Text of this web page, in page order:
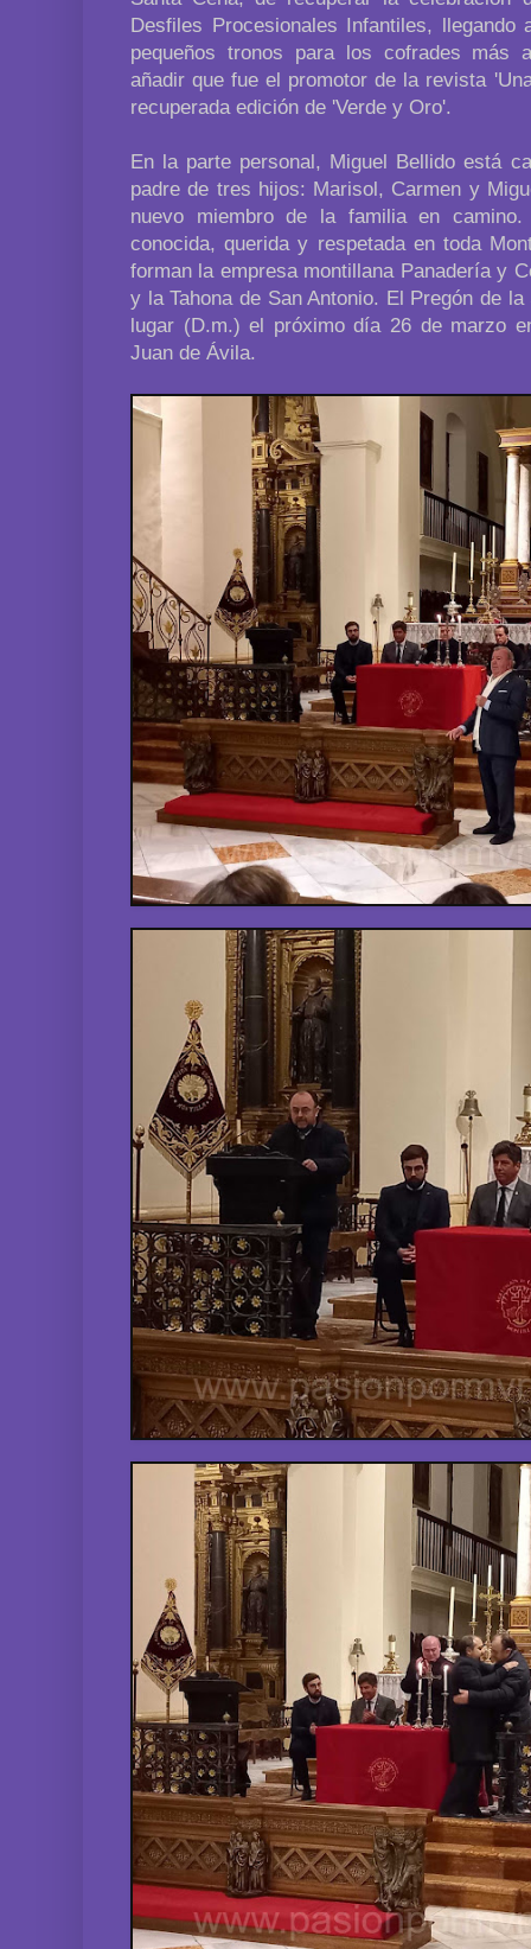
Desfiles Procesionales Infantiles,
pequeños tronos para los cofrades más
añadir que fue el promotor de la revista
recuperada edición de 'Verde y Oro'.
En la parte personal, Miguel Bellido está
padre de tres hijos: Marisol, Carmen y
nuevo miembro de la familia en
conocida, querida y respetada en toda
forman la empresa montillana Panadería y
y la Tahona de San Antonio. El Pregón de
lugar (D.m.) el próximo día 26 de marzo
Juan de Ávila.